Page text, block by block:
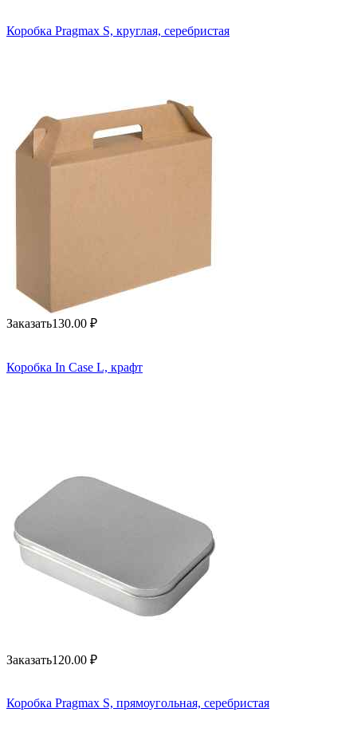
Коробка Pragmax S, круглая, серебристая
Заказать130.00 ₽
Коробка In Case L, крафт
Заказать120.00 ₽
Коробка Pragmax S, прямоугольная, серебристая